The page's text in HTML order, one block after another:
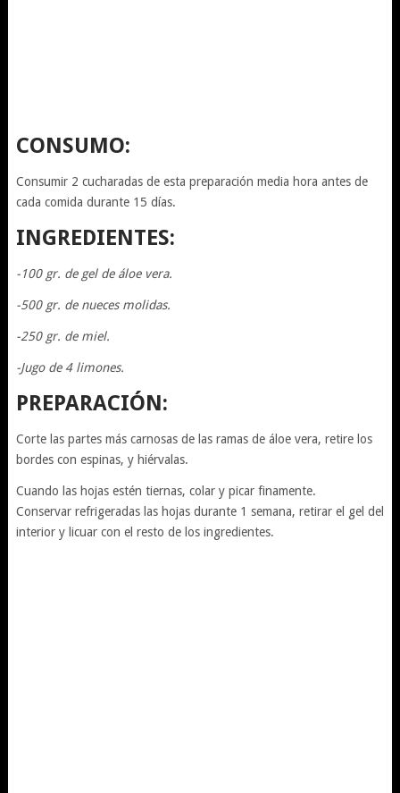
CONSUMO:
Consumir 2 cucharadas de esta preparación media hora antes de
cada comida durante 15 días.
INGREDIENTES:
-100 gr. de gel de áloe vera.
-500 gr. de nueces molidas.
-250 gr. de miel.
-Jugo de 4 limones.
PREPARACIÓN:
Corte las partes más carnosas de las ramas de áloe vera, retire los
bordes con espinas, y hiérvalas.
Cuando las hojas estén tiernas, colar y picar finamente.
Conservar refrigeradas las hojas durante 1 semana, retirar el gel del
interior y licuar con el resto de los ingredientes.